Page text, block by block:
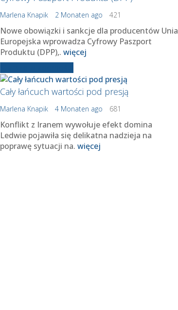
Marlena Knapik 2 Monaten ago 421
Nowe obowiązki i sankcje dla producentów Unia
Europejska wprowadza Cyfrowy Paszport
Produktu (DPP),. więcej
Cały łańcuch wartości pod presją
Marlena Knapik 4 Monaten ago 681
Konflikt z Iranem wywołuje efekt domina
Ledwie pojawiła się delikatna nadzieja na
poprawę sytuacji na. więcej